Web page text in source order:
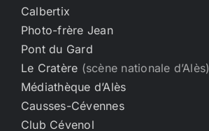
Calbertix
Photo-frère Jean
Pont du Gard
Le Cratère (scène nationale d’Alès)
Médiathèque d’Alès
Causses-Cévennes
Club Cévenol